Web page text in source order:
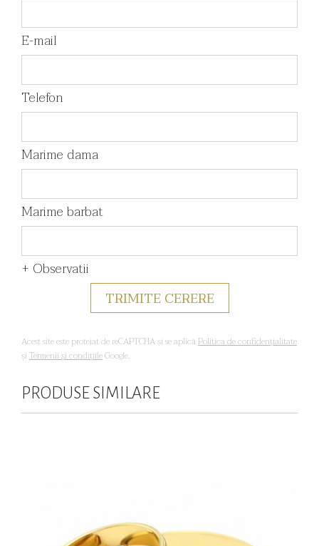
E-mail
Telefon
Marime dama
Marime barbat
+ Observatii
Acest site este protejat de reCAPTCHA și se aplică Politica de confidențialitate
și Termenii și condițiileGoogle.
PRODUSE SIMILARE